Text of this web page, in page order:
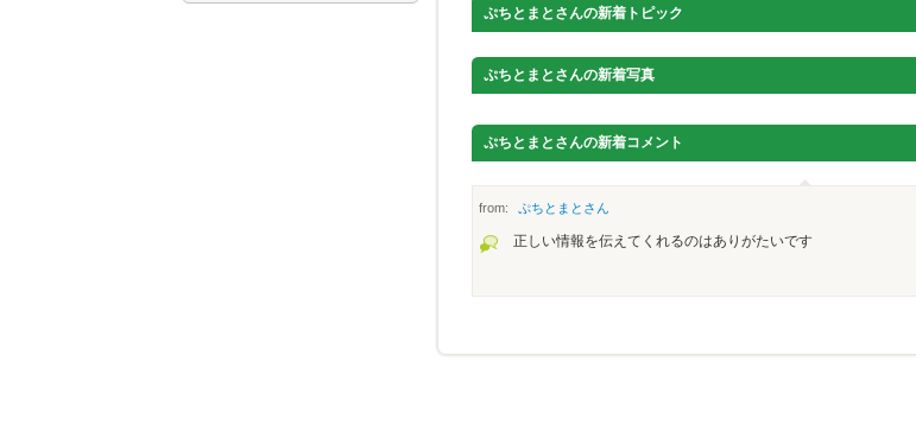
ぷちとまと さんの新着トピック
ぷちとまと さんの新着写真
ぷちとまと さんの新着コメント
from: ぷちとまと さん
正しい情報を伝えてくれるのはありがたいです